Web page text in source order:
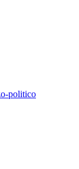
politico